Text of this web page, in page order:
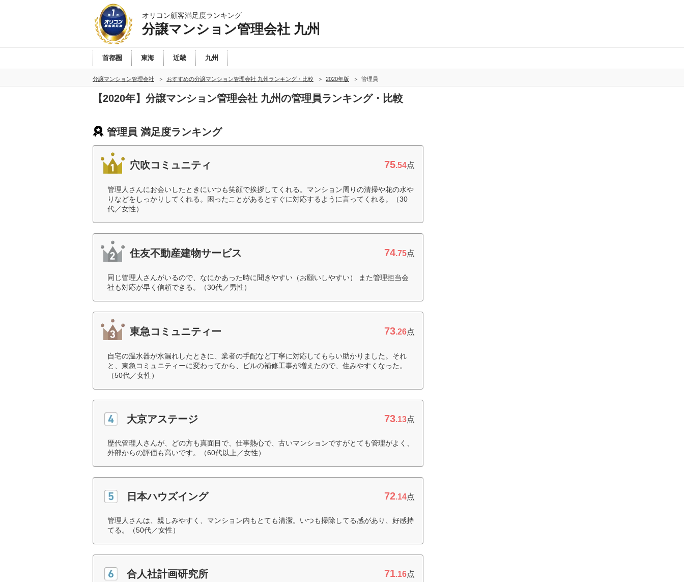
オリコン顧客満足度ランキング
分譲マンション管理会社 九州
首都圏 東海 近畿 九州
分譲マンション管理会社 おすすめの分譲マンション管理会社 九州ランキング・比較 2020年版 管理員
【2020年】分譲マンション管理会社 九州の管理員ランキング・比較
管理員 満足度ランキング
穴吹コミュニティ 75.54点
管理人さんにお会いしたときにいつも笑顔で挨拶してくれる。マンション周りの清掃や花の水や
りなどをしっかりしてくれる。困ったことがあるとすぐに対応するように言ってくれる。（30
代／女性）
住友不動産建物サービス 74.75点
同じ管理人さんがいるので、なにかあった時に聞きやすい（お願いしやすい） また管理担当会
社も対応が早く信頼できる。（30代／男性）
東急コミュニティー 73.26点
自宅の温水器が水漏れしたときに、業者の手配など丁寧に対応してもらい助かりました。それ
と、東急コミュニティーに変わってから、ビルの補修工事が増えたので、住みやすくなった。
（50代／女性）
大京アステージ 73.13点
歴代管理人さんが、どの方も真面目で、仕事熱心で、古いマンションですがとても管理がよく、
外部からの評価も高いです。（60代以上／女性）
日本ハウズイング 72.14点
管理人さんは、親しみやすく、マンション内もとても清潔。いつも掃除してる感があり、好感持
てる。（50代／女性）
合人社計画研究所 71.16点